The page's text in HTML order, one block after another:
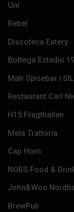
Uní
Rebel
Discoteca Eatery
Bottega Estadio
Mølr Spisebar i
Restaurant Carl
H15 Fragthallen
Mela Trattoria
Cap Horn
NORS Food &
John&Woo
BrewPub